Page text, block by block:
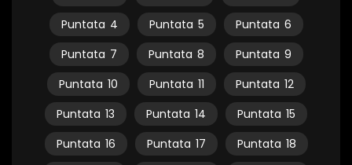
Puntata 4 Puntata 5 Puntata 6
Puntata 7 Puntata 8 Puntata 9
Puntata 10 Puntata 11 Puntata 12
Puntata 13 Puntata 14 Puntata 15
Puntata 16 Puntata 17 Puntata 18